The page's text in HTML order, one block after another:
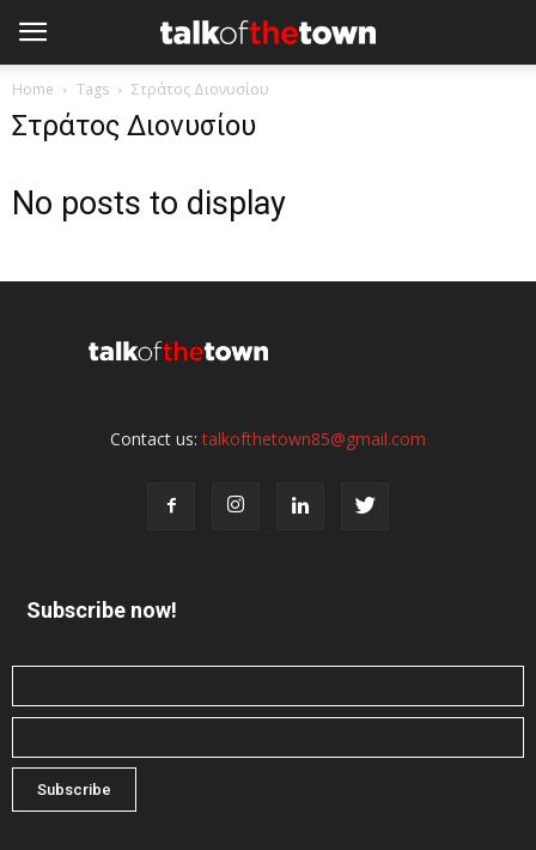
Home Tags Στράτος Διονυσίου
Στράτος Διονυσίου
No posts to display
Contact us:talkofthetown85@gmail.com
Subscribe now!